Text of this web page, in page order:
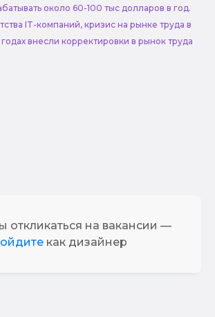
около 60-100 тыс долларов в год.
IT-компаний, кризис на рынке труда в
внесли корректировки в рынок труда
откликаться на вакансии —
как дизайнер